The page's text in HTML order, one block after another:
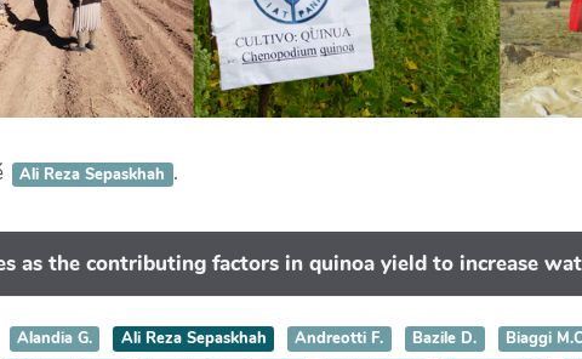
Ali Reza Sepaskhah .
as the contributing factors in quinoa yield to increase
Alandia G. Ali Reza Sepaskhah Andreotti F. Bazile D. Biaggi